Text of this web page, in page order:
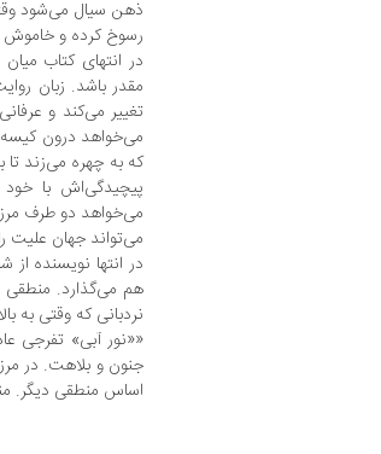
ذهن سیال می‌شود
رسوخ کرده و
در انتهای کتاب
مقدر باشد. زبان
تغییر می‌کند و
می‌خواهد درون
که به چهره می‌زند
پیچیدگی‌اش با
می‌خواهد دو طرف مرز
می‌تواند جهان علیت
در انتها نویسنده
هم می‌گذارد.
نردبانی که وقتی به
««نور آبی» تفرجی‌
جنون و بلاهت. در
اساس منطقی دیگر.